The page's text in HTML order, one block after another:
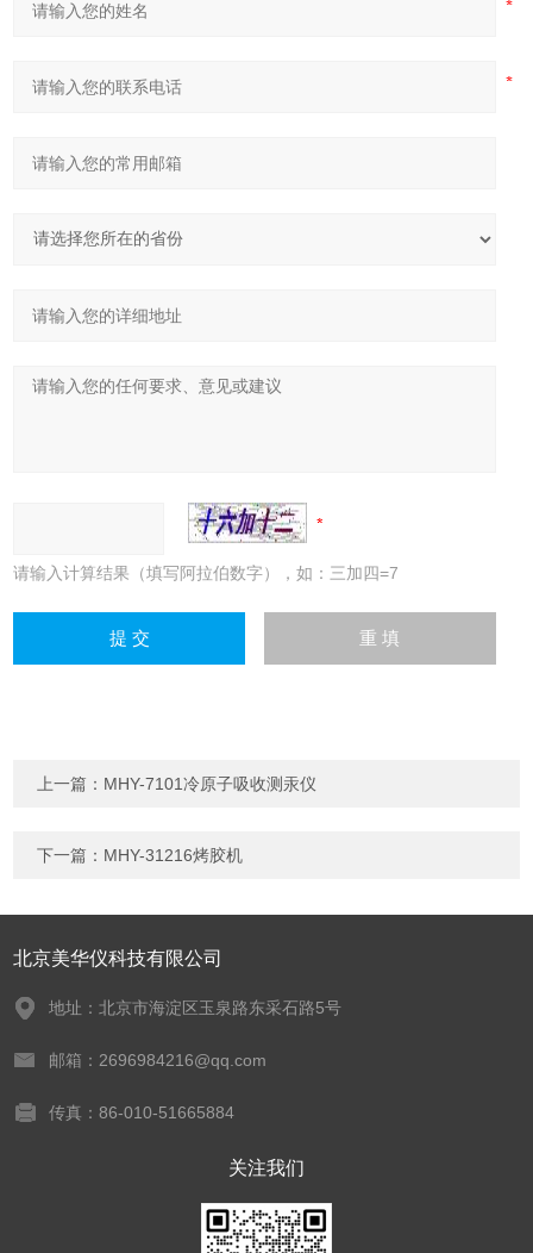
请输入计算结果（填写阿拉伯数字），如：三加四=7
上一篇： MHY-7101冷原子吸收测汞仪
下一篇： MHY-31216烤胶机
北京美华仪科技有限公司
地址：北京市海淀区玉泉路东采石路5号
邮箱：2696984216@qq.com
传真：86-010-51665884
关注我们